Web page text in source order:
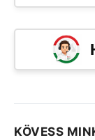
KÖVESS